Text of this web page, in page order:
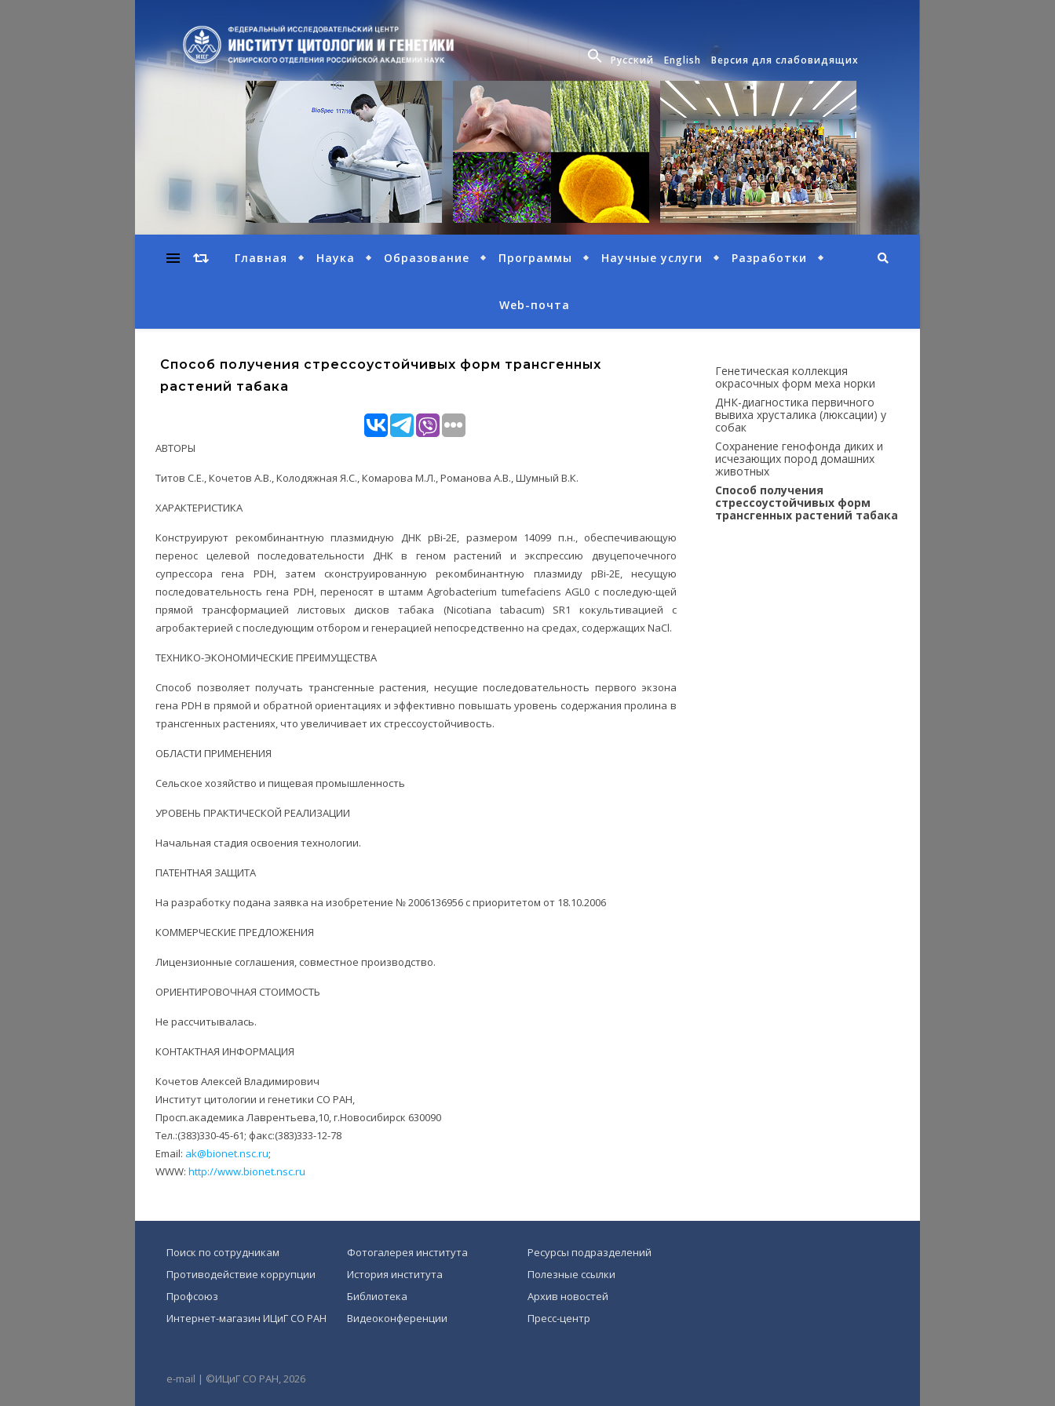
Русский English Версия для слабовидящих
Главная Наука Образование Программы Научные услуги Разработки
Web-почта
Способ получения стрессоустойчивых форм трансгенных
растений табака
АВТОРЫ
Титов С.Е., Кочетов А.В., Колодяжная Я.С., Комарова М.Л., Романова А.В., Шумный В.К.
ХАРАКТЕРИСТИКА
Конструируют рекомбинантную плазмидную ДНК pBi-2E, размером 14099 п.н., обеспечивающую
перенос целевой последовательности ДНК в геном растений и экспрессию двуцепочечного
супрессора гена PDH, затем сконструированную рекомбинантную плазмиду pBi-2Е, несущую
последовательность гена PDH, переносят в штамм Agrobacterium tumefaciens AGL0 с последую-щей
прямой трансформацией листовых дисков табака (Nicotiana tabacum) SR1 кокультивацией с
агробактерией с последующим отбором и генерацией непосредственно на средах, содержащих NaCl.
ТЕХНИКО-ЭКОНОМИЧЕСКИЕ ПРЕИМУЩЕСТВА
Способ позволяет получать трансгенные растения, несущие последовательность первого экзона
гена PDH в прямой и обратной ориентациях и эффективно повышать уровень содержания пролина в
трансгенных растениях, что увеличивает их стрессоустойчивость.
ОБЛАСТИ ПРИМЕНЕНИЯ
Сельское хозяйство и пищевая промышленность
УРОВЕНЬ ПРАКТИЧЕСКОЙ РЕАЛИЗАЦИИ
Начальная стадия освоения технологии.
ПАТЕНТНАЯ ЗАЩИТА
На разработку подана заявка на изобретение № 2006136956 с приоритетом от 18.10.2006
КОММЕРЧЕСКИЕ ПРЕДЛОЖЕНИЯ
Лицензионные соглашения, совместное производство.
ОРИЕНТИРОВОЧНАЯ СТОИМОСТЬ
Не рассчитывалась.
КОНТАКТНАЯ ИНФОРМАЦИЯ
Кочетов Алексей Владимирович
Институт цитологии и генетики СО РАН,
Просп.академика Лаврентьева,10, г.Новосибирск 630090
Тел.:(383)330-45-61; факс:(383)333-12-78
Email: ak@bionet.nsc.ru;
WWW: http://www.bionet.nsc.ru
Генетическая коллекция
окрасочных форм меха норки
ДНК-диагностика первичного
вывиха хрусталика (люксации) у
собак
Сохранение генофонда диких и
исчезающих пород домашних
животных
Способ получения
стрессоустойчивых форм
трансгенных растений табака
Поиск по сотрудникам
Противодействие коррупции
Профсоюз
Интернет-магазин ИЦиГ СО РАН
Фотогалерея института
История института
Библиотека
Видеоконференции
Ресурсы подразделений
Полезные ссылки
Архив новостей
Пресс-центр
e-mail | ©ИЦиГ СО РАН, 2026